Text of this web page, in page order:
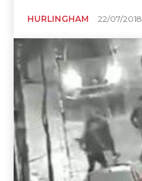
HURLINGHAM 22/07/2018